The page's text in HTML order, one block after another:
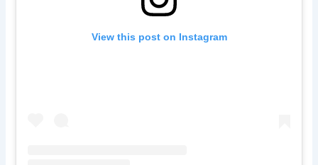
View this post on Instagram